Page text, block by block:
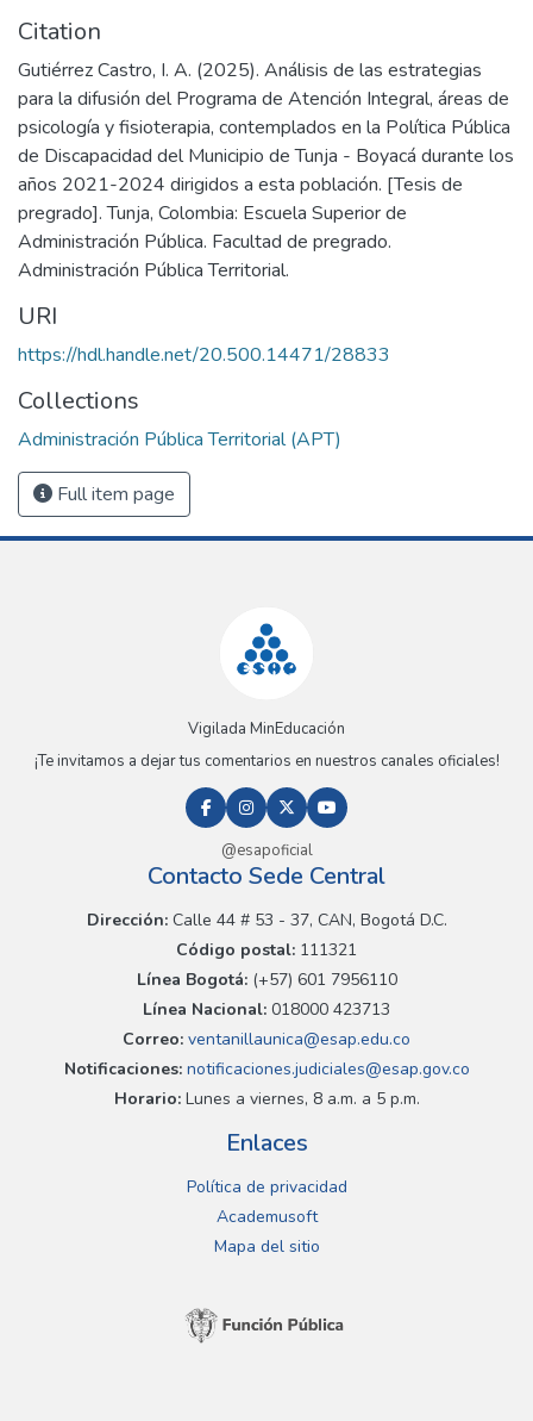
Citation
Gutiérrez Castro, I. A. (2025). Análisis de las estrategias
para la difusión del Programa de Atención Integral, áreas de
psicología y fisioterapia, contemplados en la Política Pública
de Discapacidad del Municipio de Tunja - Boyacá durante los
años 2021-2024 dirigidos a esta población. [Tesis de
pregrado]. Tunja, Colombia: Escuela Superior de
Administración Pública. Facultad de pregrado.
Administración Pública Territorial.
URI
https://hdl.handle.net/20.500.14471/28833
Collections
Administración Pública Territorial (APT)
Full item page
Vigilada MinEducación
¡Te invitamos a dejar tus comentarios en nuestros canales oficiales!
@esapoficial
Contacto Sede Central
Dirección:Calle 44 # 53 - 37, CAN, Bogotá D.C.
Código postal: 111321
Línea Bogotá:(+57) 601 7956110
Línea Nacional: 018000 423713
Correo: ventanillaunica@esap.edu.co
Notificaciones:notificaciones.judiciales@esap.gov.co
Horario:Lunes a viernes, 8 a.m. a 5 p.m.
Enlaces
Política de privacidad
Academusoft
Mapa del sitio